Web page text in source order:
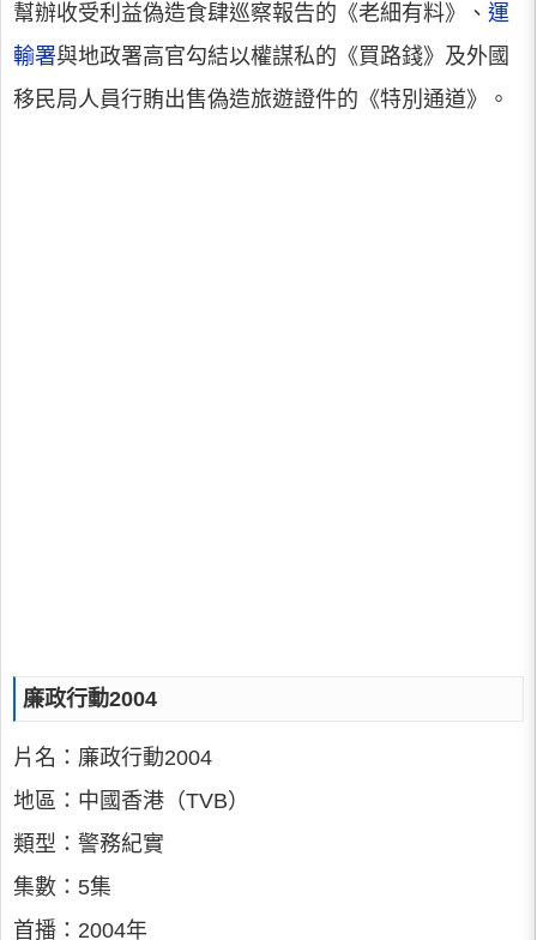
幫辦收受利益偽造食肆巡察報告的《老細有料》、 運
輸署與地政署高官勾結以權謀私的《買路錢》及外國
移民局人員行賄出售偽造旅遊證件的《特別通道》。
廉政行動2004
片名：廉政行動2004
地區：中國香港（TVB）
類型：警務紀實
集數：5集
首播：2004年